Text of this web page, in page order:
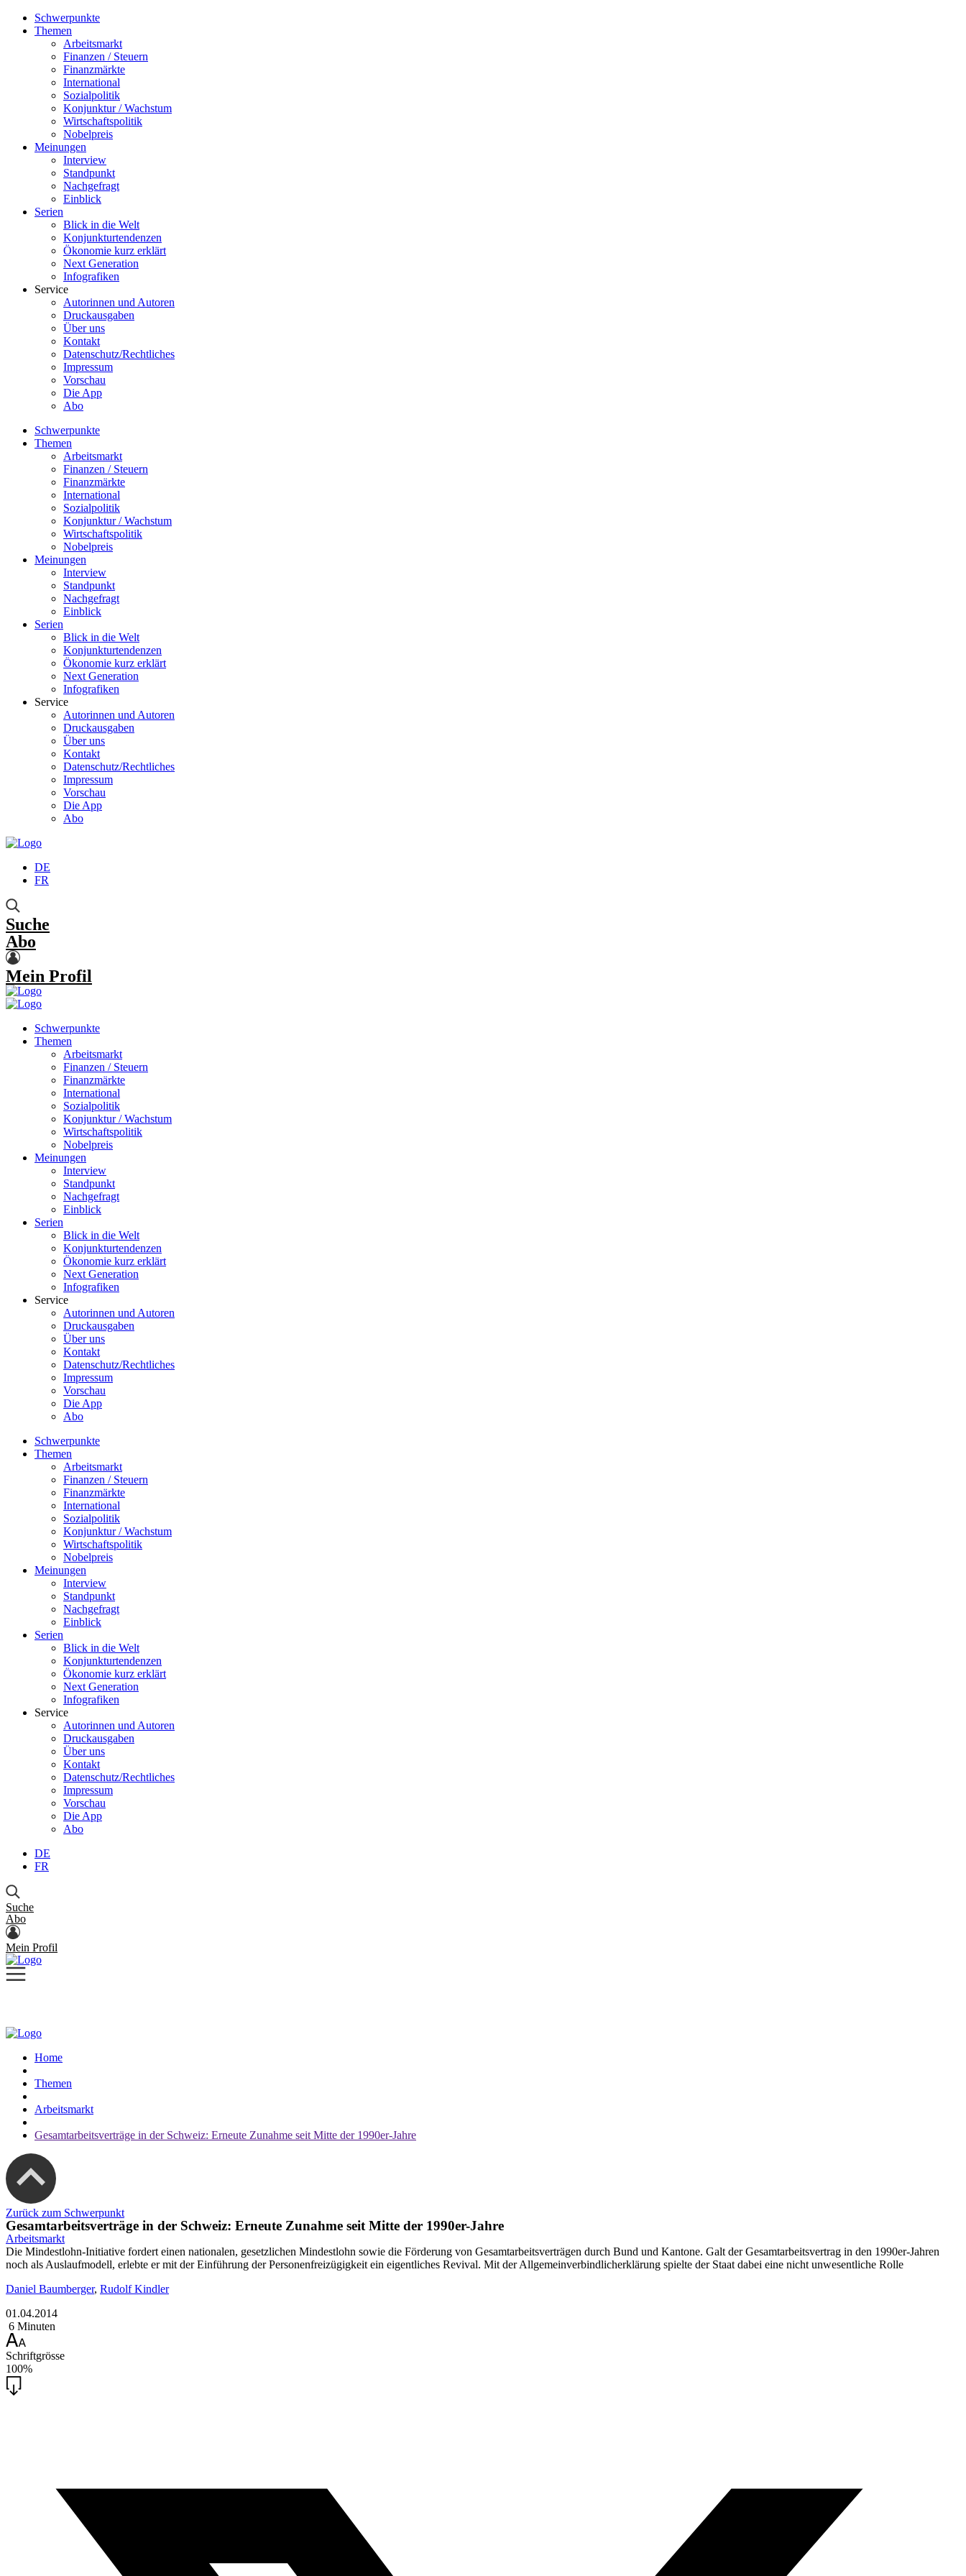
Schwerpunkte
Themen
Arbeitsmarkt
Finanzen / Steuern
Finanzmärkte
International
Sozialpolitik
Konjunktur / Wachstum
Wirtschaftspolitik
Nobelpreis
Meinungen
Interview
Standpunkt
Nachgefragt
Einblick
Serien
Blick in die Welt
Konjunkturtendenzen
Ökonomie kurz erklärt
Next Generation
Infografiken
Service
Autorinnen und Autoren
Druckausgaben
Über uns
Kontakt
Datenschutz/Rechtliches
Impressum
Vorschau
Die App
Abo
Schwerpunkte
Themen
Arbeitsmarkt
Finanzen / Steuern
Finanzmärkte
International
Sozialpolitik
Konjunktur / Wachstum
Wirtschaftspolitik
Nobelpreis
Meinungen
Interview
Standpunkt
Nachgefragt
Einblick
Serien
Blick in die Welt
Konjunkturtendenzen
Ökonomie kurz erklärt
Next Generation
Infografiken
Service
Autorinnen und Autoren
Druckausgaben
Über uns
Kontakt
Datenschutz/Rechtliches
Impressum
Vorschau
Die App
Abo
DE
FR
Suche
Abo
Mein Profil
Schwerpunkte
Themen
Arbeitsmarkt
Finanzen / Steuern
Finanzmärkte
International
Sozialpolitik
Konjunktur / Wachstum
Wirtschaftspolitik
Nobelpreis
Meinungen
Interview
Standpunkt
Nachgefragt
Einblick
Serien
Blick in die Welt
Konjunkturtendenzen
Ökonomie kurz erklärt
Next Generation
Infografiken
Service
Autorinnen und Autoren
Druckausgaben
Über uns
Kontakt
Datenschutz/Rechtliches
Impressum
Vorschau
Die App
Abo
Schwerpunkte
Themen
Arbeitsmarkt
Finanzen / Steuern
Finanzmärkte
International
Sozialpolitik
Konjunktur / Wachstum
Wirtschaftspolitik
Nobelpreis
Meinungen
Interview
Standpunkt
Nachgefragt
Einblick
Serien
Blick in die Welt
Konjunkturtendenzen
Ökonomie kurz erklärt
Next Generation
Infografiken
Service
Autorinnen und Autoren
Druckausgaben
Über uns
Kontakt
Datenschutz/Rechtliches
Impressum
Vorschau
Die App
Abo
DE
FR
Suche
Abo
Mein Profil
Home
Themen
Arbeitsmarkt
Gesamtarbeitsverträge in der Schweiz: Erneute Zunahme seit Mitte der 1990er-Jahre
Zurück zum Schwerpunkt
Gesamtarbeitsverträge in der Schweiz: Erneute Zunahme seit Mitte der 1990er-Jahre
Arbeitsmarkt
Die Mindestlohn-Initiative ­fordert einen nationalen, gesetzlichen Mindestlohn ­sowie die Förderung von Gesamtarbeitsverträgen durch Bund und Kantone. Galt der Gesamtarbeitsvertrag in den 1990er-Jahren
noch als Auslaufmodell, erlebte er mit der Einführung der Personenfreizügigkeit ein eigentliches Revival. Mit der Allgemein­verbindlicherklärung spielte der Staat dabei eine nicht unwesentliche Rolle
Daniel Baumberger, Rudolf Kindler
01.04.2014
6 Minuten
Schriftgrösse
100%